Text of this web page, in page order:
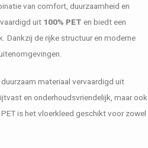
van comfort, duurzaamheid en
uit100% PET en biedt een
Dankzij de rijke structuur en moderne
duurzaam materiaal vervaardigd uit
en onderhoudsvriendelijk, maar ook
is het vloerkleed geschikt voor zowel